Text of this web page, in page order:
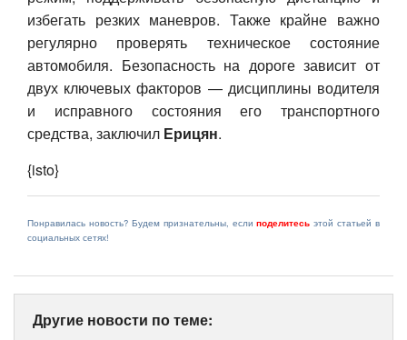
избегать резких маневров. Также крайне важно
регулярно проверять техническое состояние
автомобиля. Безопасность на дороге зависит от
двух ключевых факторов — дисциплины водителя
и исправного состояния его транспортного
средства, заключил Ерицян.
{isto}
Понравилась новость? Будем признательны, еслиподелитесь этой статьей в
социальных сетях!
Другие новости по теме: